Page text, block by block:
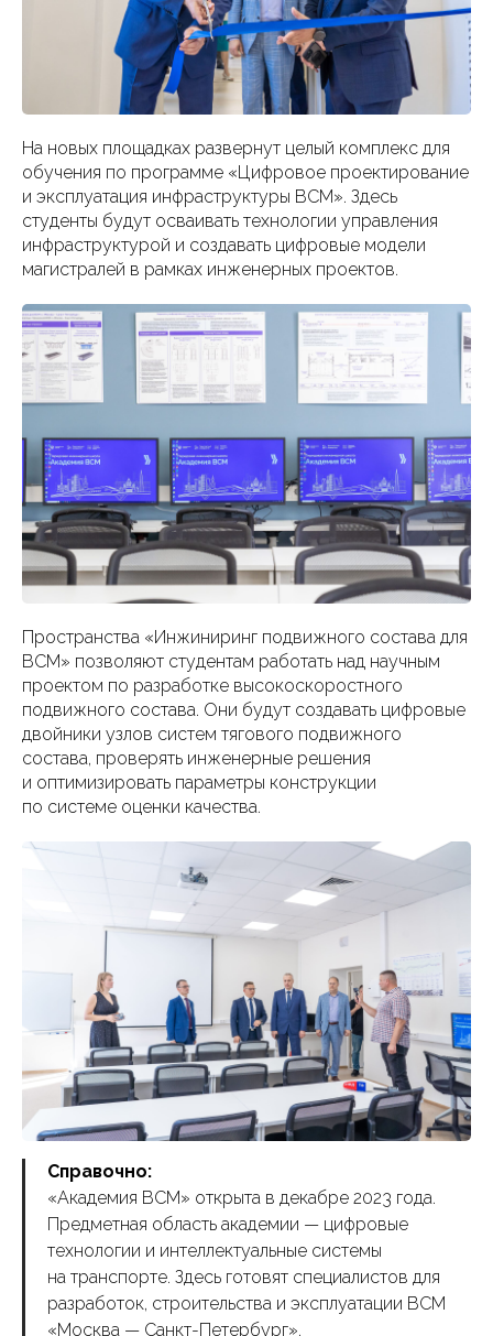
На новых площадках развернут целый комплекс для
обучения по программе «Цифровое проектирование
и эксплуатация инфраструктуры ВСМ». Здесь
студенты будут осваивать технологии управления
инфраструктурой и создавать цифровые модели
магистралей в рамках инженерных проектов.
Пространства «Инжиниринг подвижного состава для
ВСМ» позволяют студентам работать над научным
проектом по разработке высокоскоростного
подвижного состава. Они будут создавать цифровые
двойники узлов систем тягового подвижного
состава, проверять инженерные решения
и оптимизировать параметры конструкции
по системе оценки качества.
Справочно:
«Академия ВСМ» открыта в декабре 2023 года.
Предметная область академии — цифровые
технологии и интеллектуальные системы
на транспорте. Здесь готовят специалистов для
разработок, строительства и эксплуатации ВСМ
«Москва — Санкт-Петербург».